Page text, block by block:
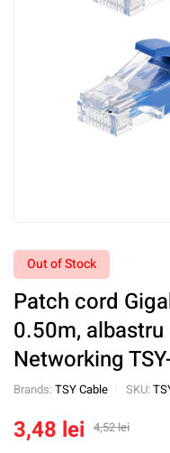
Out of Stock
Patch cord
0.50m, albastru
Networking
Brands: TSY Cable SKU:
4,52lei
3,48 lei